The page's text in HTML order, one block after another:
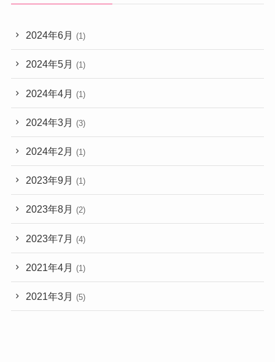
2024年6月 (1)
2024年5月 (1)
2024年4月 (1)
2024年3月 (3)
2024年2月 (1)
2023年9月 (1)
2023年8月 (2)
2023年7月 (4)
2021年4月 (1)
2021年3月 (5)